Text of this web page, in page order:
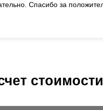
Спасибо за
стоимости